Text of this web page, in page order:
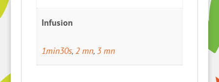
Infusion
1min30s, 2 mn, 3 mn